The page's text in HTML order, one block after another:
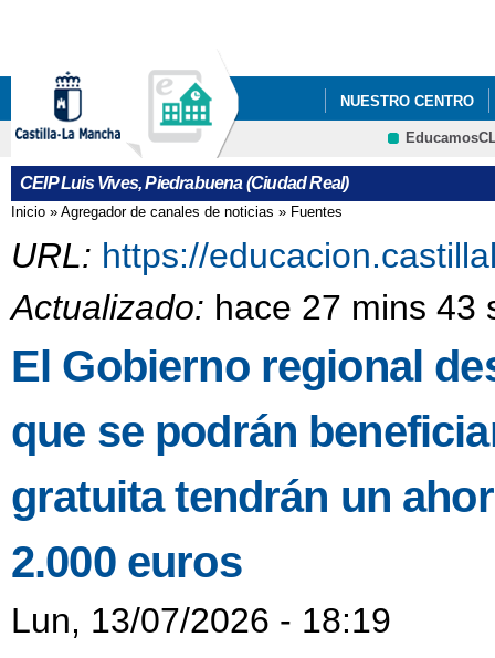
NUESTRO CENTRO
:. INFANTIL Y LA
LAS EDADES DE LA
CEIP Luis Vives, Piedrabuena (Ciudad Real)
Se encuentra usted aquí
Inicio » Agregador de canales de noticias » Fuentes
URL: https://
Actualizado: hace 27 mins 43
El Gobierno regional
que se podrán
gratuita tendrán un
2.000 euros
Lun, 13/07/2026 - 18:19